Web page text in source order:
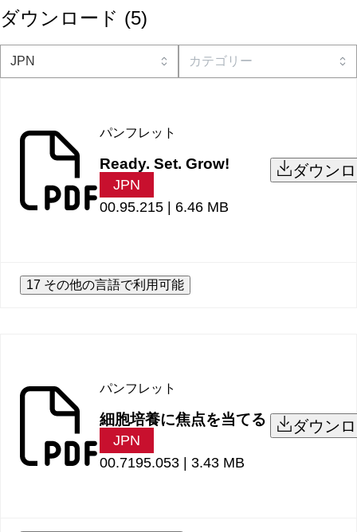
ダウンロード (5)
パンフレット
Ready. Set. Grow!
JPN
00.95.215 | 6.46 MB
ダウン
17 その他の言語で利用可能
パンフレット
細胞培養に焦点を当てる
JPN
00.7195.053 | 3.43 MB
ダウン